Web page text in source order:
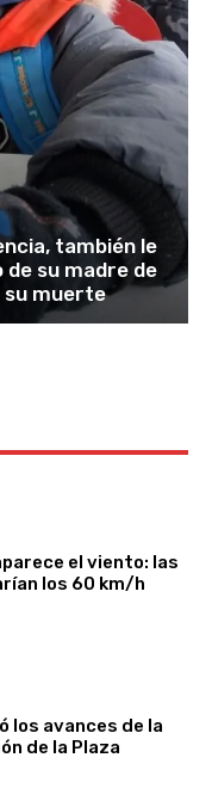
también le
su madre de
su muerte
el viento: las
los 60 km/h
los avances de la
de la Plaza